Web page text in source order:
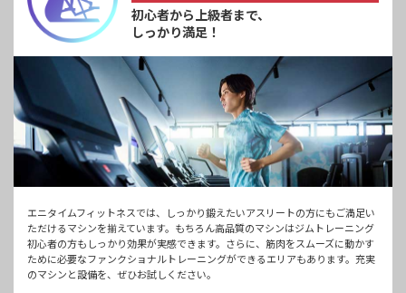
初心者から上級者まで、
しっかり満足！
エニタイムフィットネスでは、しっかり鍛えたいアスリートの方にもご満足い
ただけるマシンを揃えています。もちろん高品質のマシンはジムトレーニング
初心者の方もしっかり効果が実感できます。さらに、筋肉をスムーズに動かす
ために必要なファンクショナルトレーニングができるエリアもあります。充実
のマシンと設備を、ぜひお試しください。